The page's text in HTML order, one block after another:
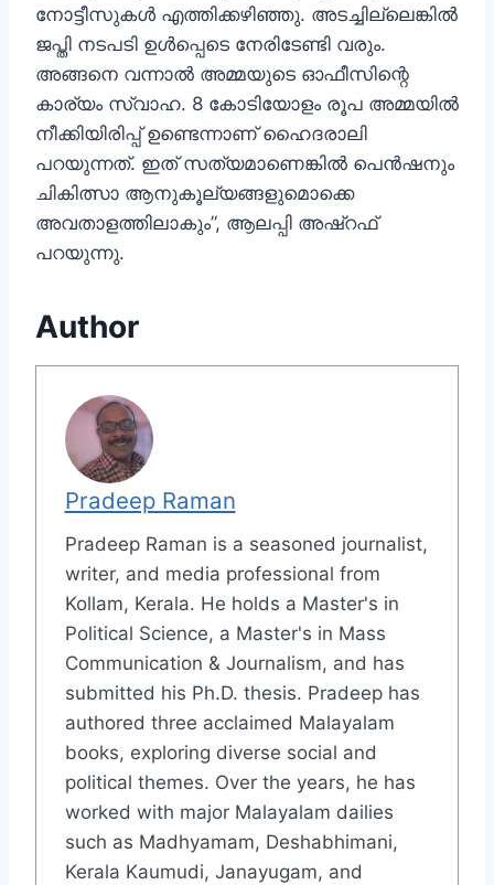
നോട്ടീസുകള്‍ എത്തിക്കഴിഞ്ഞു. അടച്ചില്ലെങ്കില്‍
ജപ്തി നടപടി ഉള്‍പ്പെടെ നേരിടേണ്ടി വരും.
അങ്ങനെ വന്നാല്‍ അമ്മയുടെ ഓഫീസിന്റെ
കാര്യം സ്വാഹ. 8 കോടിയോളം രൂപ അമ്മയില്‍
നീക്കിയിരിപ്പ് ഉണ്ടെന്നാണ് ഹൈദരാലി
പറയുന്നത്. ഇത് സത്യമാണെങ്കില്‍ പെന്‍ഷനും
ചികിത്സാ ആനുകൂല്യങ്ങളുമൊക്കെ
അവതാളത്തിലാകും”, ആലപ്പി അഷ്റഫ്
പറയുന്നു.
Author
Pradeep Raman
Pradeep Raman is a seasoned journalist,
writer, and media professional from
Kollam, Kerala. He holds a Master's in
Political Science, a Master's in Mass
Communication & Journalism, and has
submitted his Ph.D. thesis. Pradeep has
authored three acclaimed Malayalam
books, exploring diverse social and
political themes. Over the years, he has
worked with major Malayalam dailies
such as Madhyamam, Deshabhimani,
Kerala Kaumudi, Janayugam, and